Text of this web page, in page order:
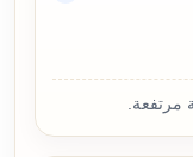
مرتفعة.